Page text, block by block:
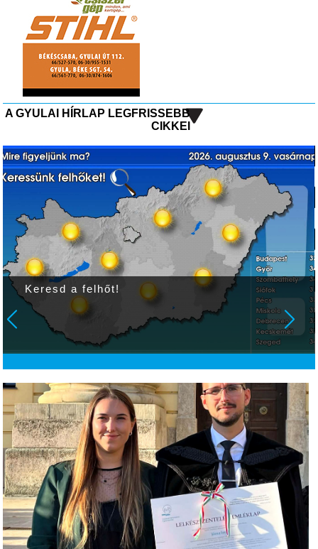
A GYULAI HÍRLAP LEGFRISSEBB
CIKKEI
Keresd a felhőt!